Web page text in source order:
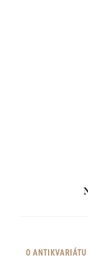
O ANTIKVARIÁTU